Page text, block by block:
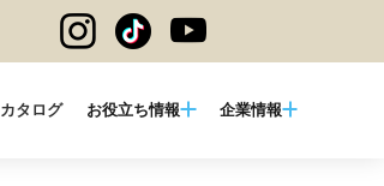
カタログ お役立ち情報 企業情報